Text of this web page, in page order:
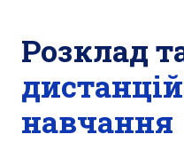
Розклад
навчання